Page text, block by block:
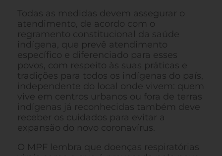
Todas as medidas devem assegurar o
atendimento, de acordo com o
regramento constitucional da saúde
indígena, que prevê atendimento
específico e diferenciado para esses
povos, com respeito às suas práticas e
tradições para todos os indígenas do país,
independente do local onde vivem: quem
vive em centros urbanos ou fora de terras
indígenas já reconhecidas também deve
receber os cuidados para evitar a
expansão do novo coronavírus.
O MPF lembra que doenças respiratórias